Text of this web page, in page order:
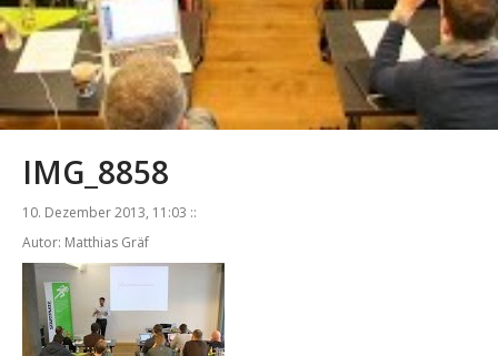
IMG_8858
10. Dezember 2013, 11:03 ::
Autor: Matthias Gräf